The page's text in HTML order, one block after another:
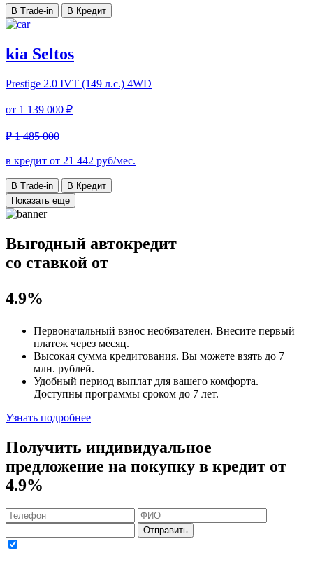
В Trade-in В Кредит
kia Seltos
Prestige 2.0 IVT (149 л.с.) 4WD
от 1 139 000 ₽
₽ 1 485 000
в кредит от 21 442 руб/мес.
В Trade-in
В Кредит
Показать еще
Выгодный автокредит
со ставкой от
4.9%
Первоначальный взнос необязателен. Внесите первый
платеж через месяц.
Высокая сумма кредитования. Вы можете взять до 7
млн. рублей.
Удобный период выплат для вашего комфорта.
Доступны программы сроком до 7 лет.
Узнать подробнее
Получить индивидуальное
предложение на покупку в кредит от
4.9%
Отправить